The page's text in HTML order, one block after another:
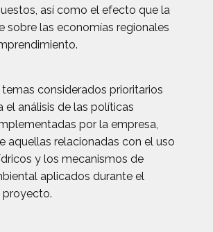
así como el efecto que la
sobre las economías regionales
considerados prioritarios
el análisis de las políticas
por la empresa,
aquellas relacionadas con el uso
y los mecanismos de
aplicados durante el
proyecto.